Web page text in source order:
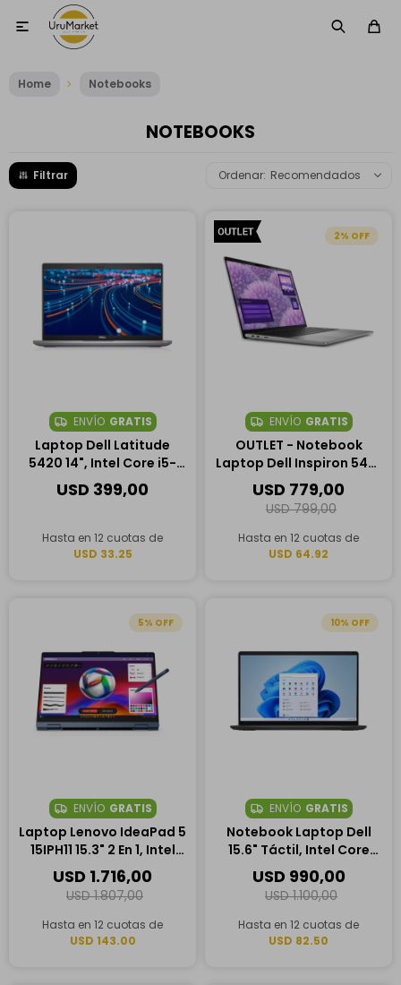

Home Notebooks
NOTEBOOKS
Recomendados
ENVÍO GRATIS
Laptop Dell Latitude
5420 14", Intel Core i5-
1145G7, 16GB RAM, 256GB
SSD
USD 399,00
Hasta en 12 cuotas de
USD 33.25
2
ENVÍO GRATIS
OUTLET - Notebook
Laptop Dell Inspiron 5441
14", Qualcomm
Snapdragon X Plus, 16GB
RAM, 1TB SSD
USD 779,00
USD 799,00
Hasta en 12 cuotas de
USD 64.92
5
ENVÍO GRATIS
Laptop Lenovo IdeaPad 5
15IPH11 15.3" 2 En 1, Intel
Core Ultra 7 355, 16GB
RAM, 512GB SSD
USD 1.716,00
USD 1.807,00
Hasta en 12 cuotas de
USD 143.00
10
ENVÍO GRATIS
Notebook Laptop Dell
15.6" Táctil, Intel Core
Ultra 7 255U, 16GB RAM,
1TB SSD
USD 990,00
USD 1.100,00
Hasta en 12 cuotas de
USD 82.50